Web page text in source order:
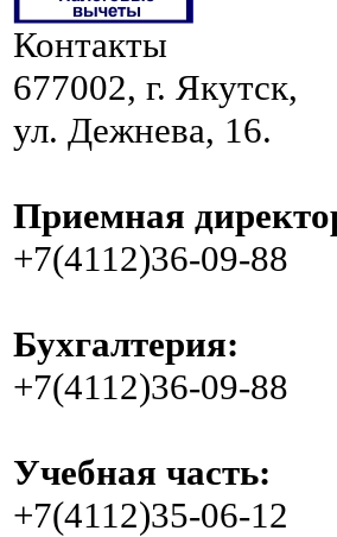
Контакты
677002, г. Якутск,
ул. Дежнева, 16.
Приемная
+7(4112)36-09-88
Бухгалтерия:
+7(4112)36-09-88
Учебная часть:
+7(4112)35-06-12